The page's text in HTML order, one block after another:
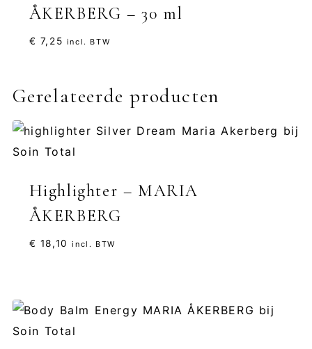
ÅKERBERG – 30 ml
€ 7,25 incl. BTW
Gerelateerde producten
Highlighter – MARIA
ÅKERBERG
€ 18,10 incl. BTW